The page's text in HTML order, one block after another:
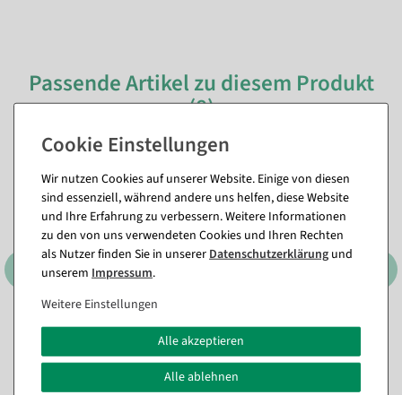
Passende Artikel zu diesem Produkt
(8)
Konfektionsspiegel
Sofort versandfähig.
Konfektions- und
Wandspiegel VOGUE, 168
cm hoch
Wir nutzen Cookies auf unserer Website. Einige von diesen
sind essenziell, während andere uns helfen, diese Website
und Ihre Erfahrung zu verbessern. Weitere Informationen
zu den von uns verwendeten Cookies und Ihren Rechten
als Nutzer finden Sie in unsererDaten­schutz­erklärung und
unserem Impressum.
Weitere Einstellungen
Alle akzeptieren
Alle ablehnen